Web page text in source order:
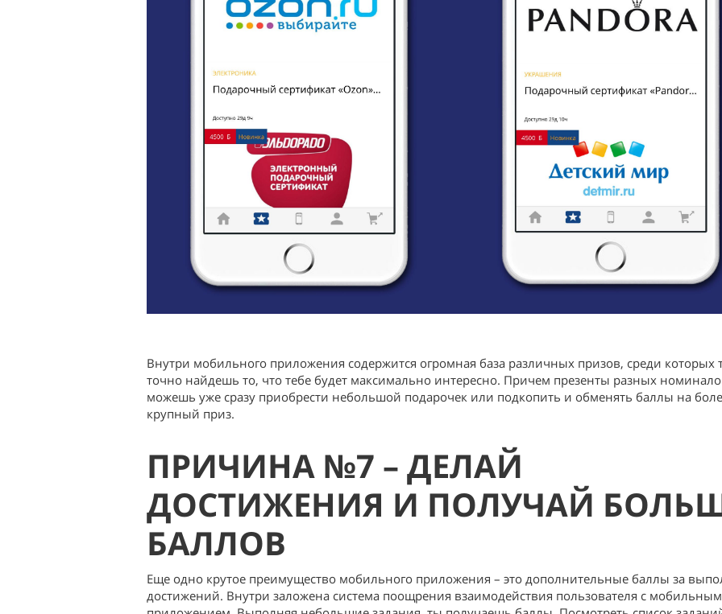
Внутри мобильного приложения содержится огромная база различных призов, среди которых
точно найдешь то, что тебе будет максимально интересно. Причем презенты разных
можешь уже сразу приобрести небольшой подарочек или подкопить и обменять баллы на
крупный приз.
ПРИЧИНА №7 – ДЕЛАЙ
ДОСТИЖЕНИЯ И ПОЛУЧАЙ
БАЛЛОВ
Еще одно крутое преимущество мобильного приложения – это дополнительные баллы за
достижений. Внутри заложена система поощрения взаимодействия пользователя с мобильным